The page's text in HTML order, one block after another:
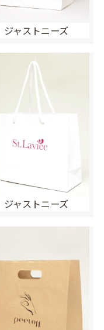
ジャストニーズ
ジャストニーズ